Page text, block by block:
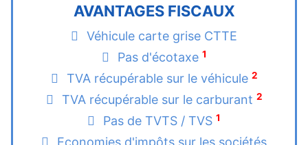
AVANTAGES FISCAUX
Véhicule carte grise CTTE
Pas d'écotaxe 1
TVA récupérable sur le véhicule 2
TVA récupérable sur le carburant 2
Pas de TVTS / TVS 1
Economies d'impôts sur les sociétés